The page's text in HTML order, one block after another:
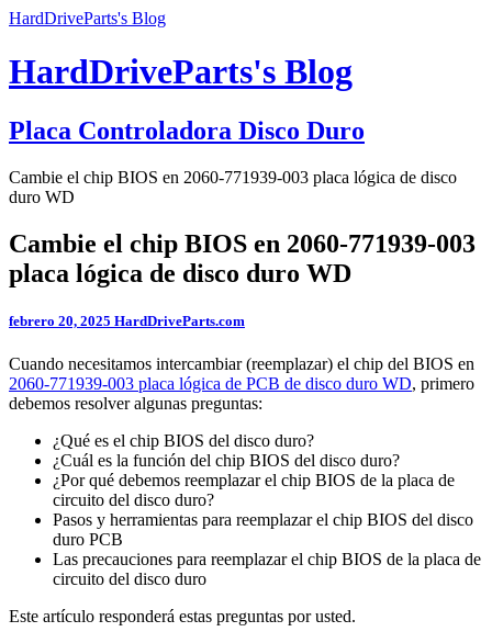
HardDriveParts's Blog
HardDriveParts's Blog
Placa Controladora Disco Duro
Cambie el chip BIOS en 2060-771939-003 placa lógica de disco
duro WD
Cambie el chip BIOS en 2060-771939-003
placa lógica de disco duro WD
febrero 20, 2025 HardDriveParts.com
Cuando necesitamos intercambiar (reemplazar) el chip del BIOS en
2060-771939-003 placa lógica de PCB de disco duro WD, primero
debemos resolver algunas preguntas:
¿Qué es el chip BIOS del disco duro?
¿Cuál es la función del chip BIOS del disco duro?
¿Por qué debemos reemplazar el chip BIOS de la placa de
circuito del disco duro?
Pasos y herramientas para reemplazar el chip BIOS del disco
duro PCB
Las precauciones para reemplazar el chip BIOS de la placa de
circuito del disco duro
Este artículo responderá estas preguntas por usted.